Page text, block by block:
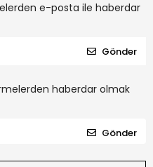
e-posta ile haberdar
Gönder
haberdar olmak
Gönder